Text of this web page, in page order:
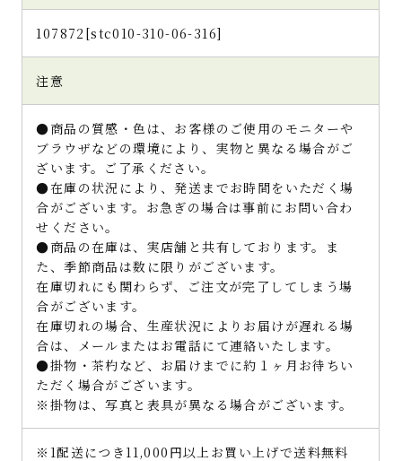
107872[stc010-310-06-316]
注意
●商品の質感・色は、お客様のご使用のモニターや
ブラウザなどの環境により、実物と異なる場合がご
ざいます。ご了承ください。
●在庫の状況により、発送までお時間をいただく場
合がございます。お急ぎの場合は事前にお問い合わ
せください。
●商品の在庫は、実店舗と共有しております。ま
た、季節商品は数に限りがございます。
在庫切れにも関わらず、ご注文が完了してしまう場
合がございます。
在庫切れの場合、生産状況によりお届けが遅れる場
合は、メールまたはお電話にて連絡いたします。
●掛物・茶杓など、お届けまでに約１ヶ月お待ちい
ただく場合がございます。
※掛物は、写真と表具が異なる場合がございます。
※1配送につき11,000円以上お買い上げで送料無料